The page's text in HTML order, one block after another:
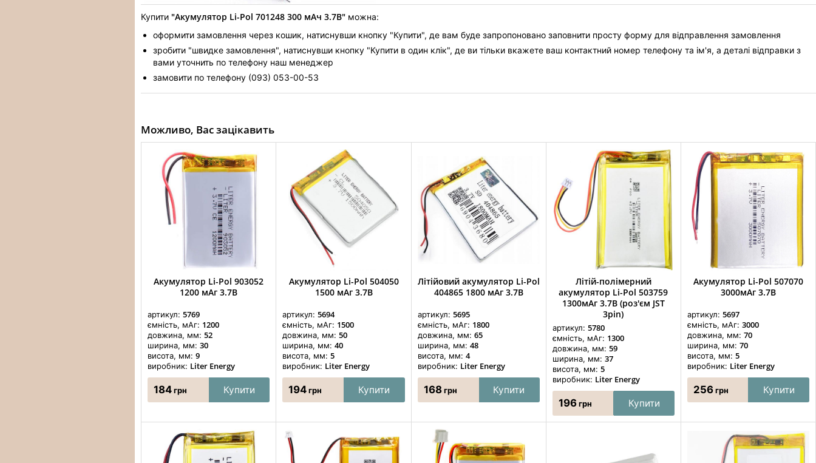
Купити "Акумулятор Li-Pol 701248 300 мАч 3.7В" можна:
оформити замовлення через кошик, натиснувши кнопку "Купити", де вам буде запропоновано заповнити просту форму для відправлення замовлення
зробити "швидке замовлення", натиснувши кнопку "Купити в один клік", де ви тільки вкажете ваш контактний номер телефону та ім'я, а деталі відправки з
вами уточнить по телефону наш менеджер
замовити по телефону (093) 053-00-53
Можливо, Вас зацікавить
Акумулятор Li-Pol 903052
1200 мАг 3.7В
артикул:5769
ємність, мАг: 1200
довжина, мм:52
ширина, мм:30
висота, мм:9
виробник: Liter Energy
184грн Купити
Акумулятор Li-Pol 504050
1500 мАг 3.7В
артикул:5694
ємність, мАг: 1500
довжина, мм:50
ширина, мм:40
висота, мм:5
виробник: Liter Energy
194грн Купити
Літійовий акумулятор Li-Pol
404865 1800 мАг 3.7В
артикул: 5695
ємність, мАг: 1800
довжина, мм: 65
ширина, мм: 48
висота, мм: 4
виробник: Liter Energy
168грн Купити
Літій-полімерний
акумулятор Li-Pol 503759
1300мАг 3.7В (роз'єм JST
3pin)
артикул: 5780
ємність, мАг: 1300
довжина, мм: 59
ширина, мм: 37
висота, мм: 5
виробник: Liter Energy
196грн Купити
Акумулятор Li-Pol 507070
3000мАг 3.7В
артикул: 5697
ємність, мАг: 3000
довжина, мм: 70
ширина, мм: 70
висота, мм: 5
виробник: Liter Energy
256грн Купити